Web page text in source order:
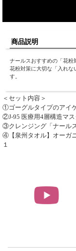
商品説明
ナールスおすすめの「花粉
花粉対策に大切な「入れな
す。
＜セット内容＞
①ゴーグルタイプのアイ
②J-95 医療用4層構造マス
③クレンジング「ナール
④【泉州タオル】オーガ
１